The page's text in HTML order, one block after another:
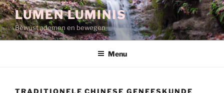
Spring
naar
de
inhoud
LUMEN LUMINIS
Bewust ademen en bewegen
Menu
TRADITIONELE CHINESE GENEESKUNDE